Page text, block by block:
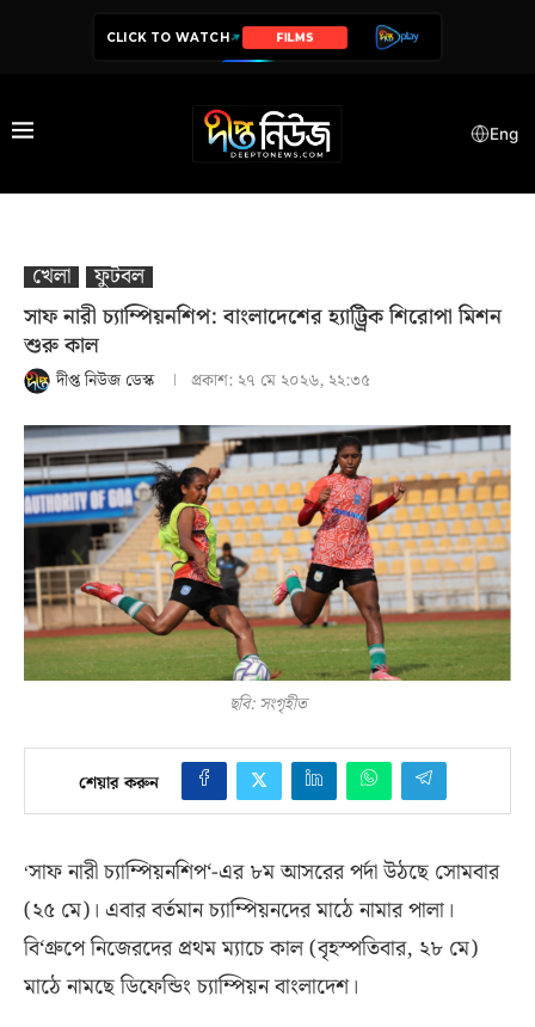
CLICK TO WATCH SERIES
Eng
খেলা
ফুটবল
সাফ নারী চ্যাম্পিয়নশিপ: বাংলাদেশের হ্যাট্ট্রিক শিরোপা মিশন
শুরু কাল
দীপ্ত নিউজ ডেস্ক প্রকাশ: ২৭ মে ২০২৬, ২২:৩৫
ছবি: সংগৃহীত
শেয়ার করুন
‘সাফ নারী চ্যাম্পিয়নশিপ‘-এর ৮ম আসরের পর্দা উঠছে সোমবার
(২৫ মে)। এবার বর্তমান চ্যাম্পিয়নদের মাঠে নামার পালা।
বি‘গ্রুপে নিজেরদের প্রথম ম্যাচে কাল(বৃহস্পতিবার, ২৮ মে)
মাঠে নামছে ডিফেন্ডিং চ্যাম্পিয়ন বাংলাদেশ।